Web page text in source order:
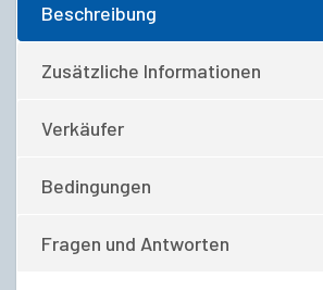
Beschreibung
Zusätzliche Informationen
Verkäufer
Bedingungen
Fragen und Antworten